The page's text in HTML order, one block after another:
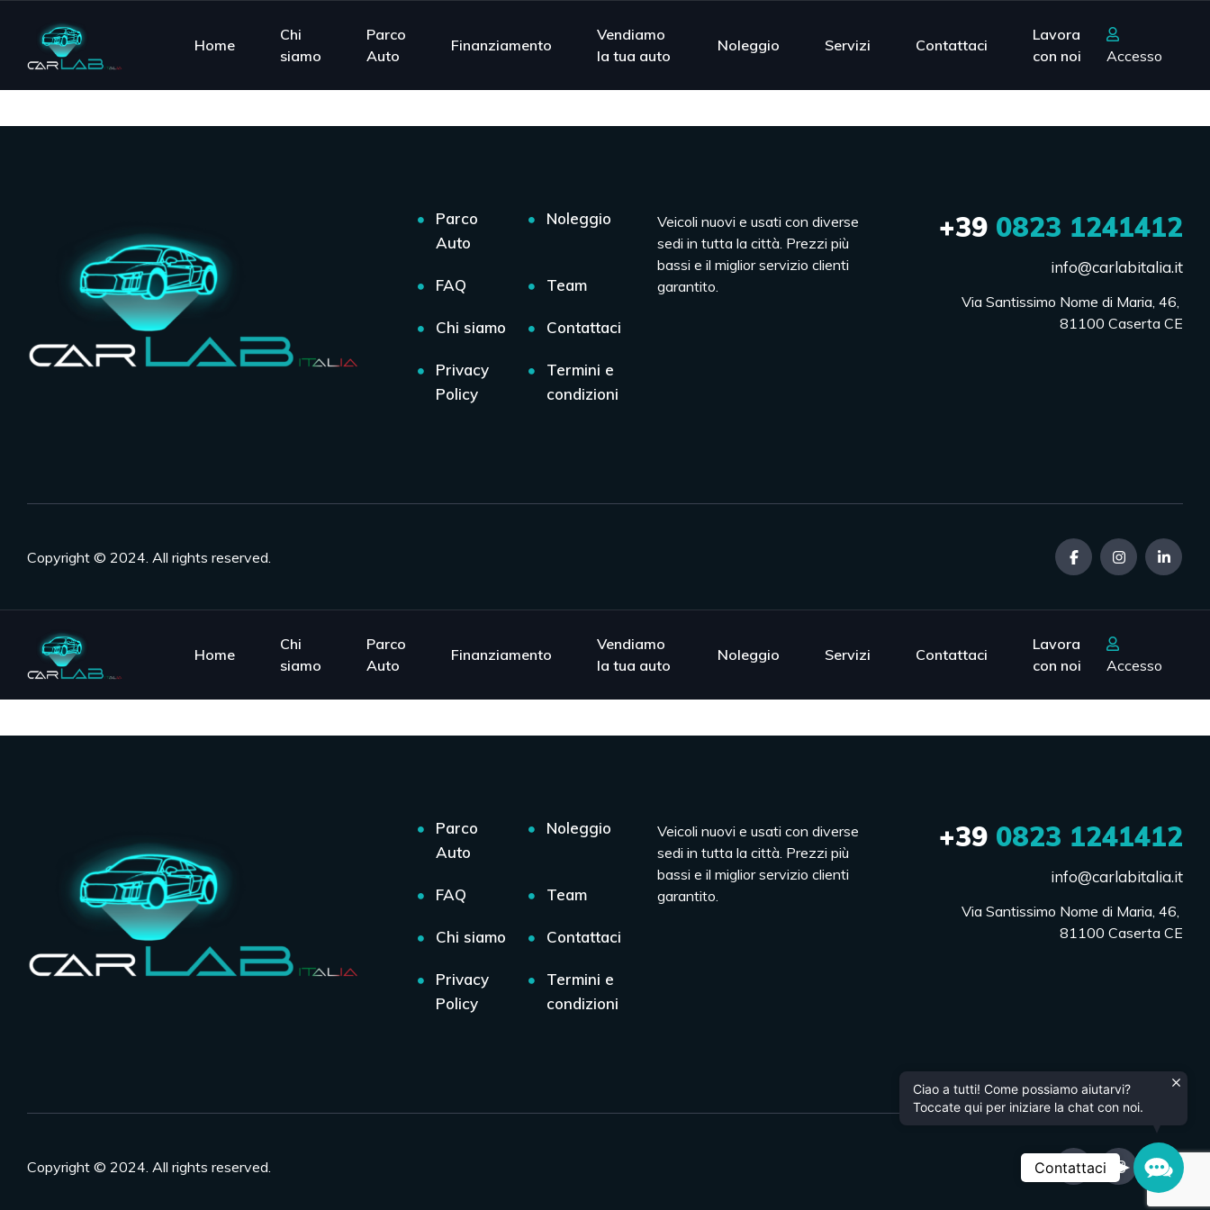
Home
Chi
siamo
Parco
Auto
Finanziamento
Vendiamo
la tua auto
Noleggio Servizi Contattaci
Lavora
con noi
Accesso
Parco
Auto
Noleggio
FAQ Team
Chi siamo Contattaci
Privacy
Policy
Termini e
condizioni
Veicoli nuovi e usati con diverse
sedi in tutta la città. Prezzi più
bassi e il miglior servizio clienti
garantito.
+390823 1241412
info@carlabitalia.it
Via Santissimo Nome di Maria, 46,
81100 Caserta CE
Copyright © 2024. All rights reserved.
Home
Chi
siamo
Parco
Auto
Finanziamento
Vendiamo
la tua auto
Noleggio Servizi Contattaci
Lavora
con noi
Accesso
Parco
Auto
Noleggio
FAQ Team
Chi siamo Contattaci
Privacy
Policy
Termini e
condizioni
Veicoli nuovi e usati con diverse
sedi in tutta la città. Prezzi più
bassi e il miglior servizio clienti
garantito.
+390823 1241412
info@carlabitalia.it
Via Santissimo Nome di Maria, 46,
81100 Caserta CE
Copyright © 2024. All rights reserved. Contattaci
Ciao a tutti! Come possiamo aiutarvi?
Toccate qui per iniziare la chat con noi.